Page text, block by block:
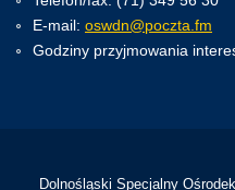
E-mail: oswdn@poczta.fm
Godziny przyjmowania
Dolnośląski Specjalny